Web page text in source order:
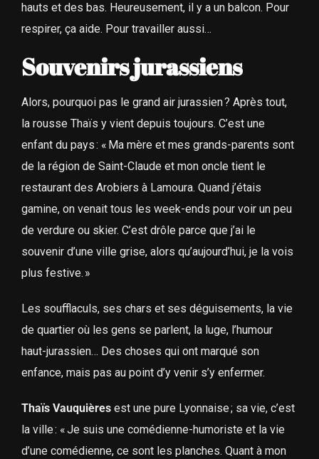
hauts et des bas. Heureusement, il y a un balcon. Pour
respirer, ça aide. Pour travailler aussi…
Souvenirs jurassiens
Alors, pourquoi pas le grand air jurassien ? Après tout,
la rousse Thaïs y vient depuis toujours. C’est une
enfant du pays : « Ma mère et mes grands-parents sont
de la région de Saint-Claude et mon oncle tient le
restaurant des Arobiers à Lamoura. Quand j’étais
gamine, on venait tous les week-ends pour voir un peu
de verdure ou skier. C’est drôle parce que j’ai le
souvenir d’une ville grise, alors qu’aujourd’hui, je la vois
plus festive. »
Les soufflaculs, ses chars et ses déguisements, la vie
de quartier où les gens se parlent, la luge, l’humour
haut-jurassien… Des choses qui ont marqué son
enfance, mais pas au point d’y venir s’y enfermer.
Thaïs Vauquièresest une pure Lyonnaise ; sa vie, c’est
la ville : « Je suis une comédienne-humoriste et la vie
d’une comédienne, ce sont les planches. Quant à mon